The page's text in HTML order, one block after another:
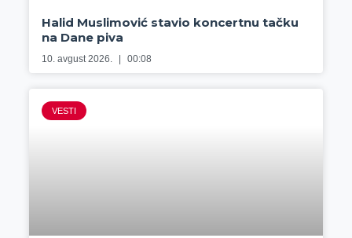
Halid Muslimović stavio koncertnu tačku
na Dane piva
10. avgust 2026. 00:08
VESTI